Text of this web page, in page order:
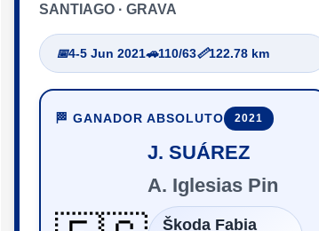
SANTIAGO · GRAVA
📅4-5 Jun 2021🚗110/63📏122.78 km
🏁 GANADOR ABSOLUTO 2021
J. SUÁREZ
A. Iglesias Pin
Škoda Fabia